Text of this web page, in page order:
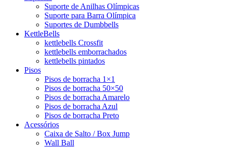
Suporte de Anilhas Olímpicas
Suporte para Barra Olímpica
Suportes de Dumbbells
KettleBells
kettlebells Crossfit
kettlebells emborrachados
kettlebells pintados
Pisos
Pisos de borracha 1×1
Pisos de borracha 50×50
Pisos de borracha Amarelo
Pisos de borracha Azul
Pisos de borracha Preto
Acessórios
Caixa de Salto / Box Jump
Wall Ball